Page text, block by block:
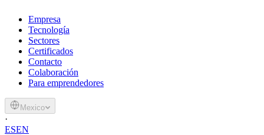
Empresa
Tecnología
Sectores
Certificados
Contacto
Colaboración
Para emprendedores
Mexico
·
ESEN